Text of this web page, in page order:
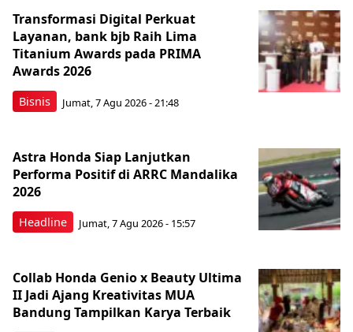
Bisnis
Transformasi Digital Perkuat
Layanan, bank bjb Raih Lima
Titanium Awards pada PRIMA
Awards 2026
Jumat, 7 Agu 2026 - 21:48
Headline
Astra Honda Siap Lanjutkan
Performa Positif di ARRC Mandalika
2026
Jumat, 7 Agu 2026 - 15:57
Collab Honda Genio x Beauty Ultima
II Jadi Ajang Kreativitas MUA
Bandung Tampilkan Karya Terbaik